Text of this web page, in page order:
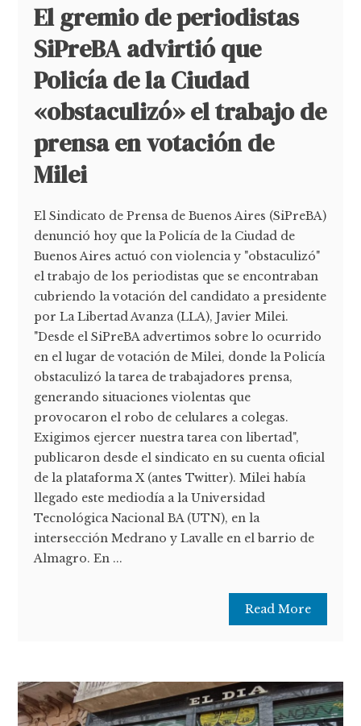
El gremio de periodistas
SiPreBA advirtió que
Policía de la Ciudad
«obstaculizó» el trabajo de
prensa en votación de
Milei
El Sindicato de Prensa de Buenos Aires (SiPreBA)
denunció hoy que la Policía de la Ciudad de
Buenos Aires actuó con violencia y "obstaculizó"
el trabajo de los periodistas que se encontraban
cubriendo la votación del candidato a presidente
por La Libertad Avanza (LLA), Javier Milei.
"Desde el SiPreBA advertimos sobre lo ocurrido
en el lugar de votación de Milei, donde la Policía
obstaculizó la tarea de trabajadores prensa,
generando situaciones violentas que
provocaron el robo de celulares a colegas.
Exigimos ejercer nuestra tarea con libertad",
publicaron desde el sindicato en su cuenta oficial
de la plataforma X (antes Twitter). Milei había
llegado este mediodía a la Universidad
Tecnológica Nacional BA (UTN), en la
intersección Medrano y Lavalle en el barrio de
Almagro. En ...
Read More